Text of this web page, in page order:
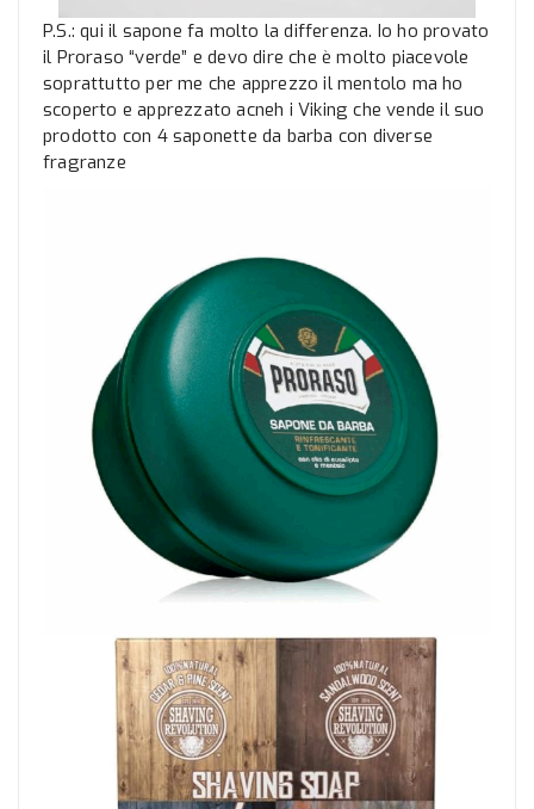
P.S.: qui il sapone fa molto la differenza. Io ho provato
il Proraso “verde” e devo dire che è molto piacevole
soprattutto per me che apprezzo il mentolo ma ho
scoperto e apprezzato acneh i Viking che vende il suo
prodotto con 4 saponette da barba con diverse
fragranze